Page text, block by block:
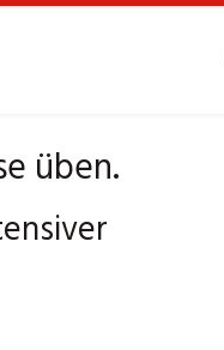
üben.